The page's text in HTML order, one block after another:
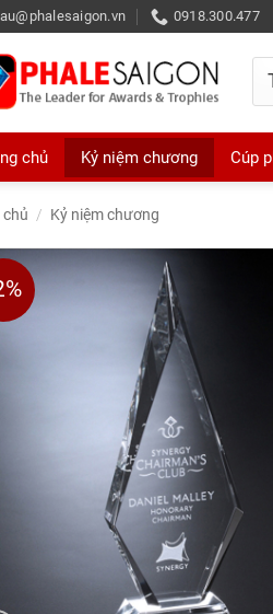
0918.300.477
chủ Kỷ niệm chương Cúp
chủ / Kỷ niệm chương